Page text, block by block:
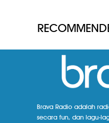
Brava Radio adalah
secara fun, dan lagu-